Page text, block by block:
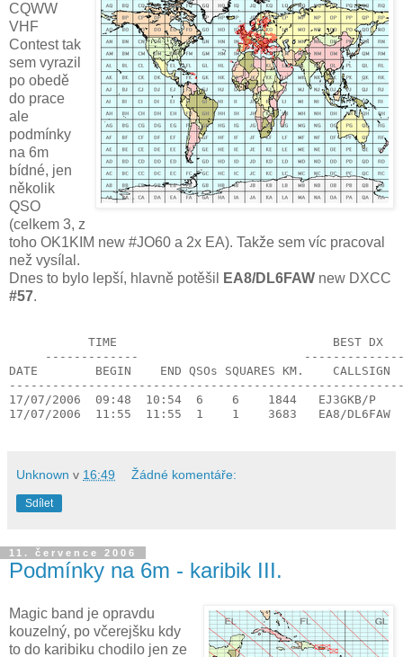
CQWW
VHF
Contest tak
sem vyrazil
po obedě
do prace
ale
podmínky
na 6m
bídné, jen
několik
QSO
(celkem 3, z
toho OK1KIM new #JO60 a 2x EA). Takže sem víc pracoval
než vysílal.
Dnes to bylo lepší, hlavně potěšil
EA8/DL6FAW new DXCC
#57.
           TIME                              BEST DX
-------------
DATE        BEGIN    END QSOs SQUARES KM.    CALLSIGN
17/07/2006  09:48  10:54  6    6    1844   EJ3GKB/P
17/07/2006  11:55  11:55  1    1    3683   EA8/DL6FAW
Unknown v 16:49 Žádné komentáře:
Sdílet
11. července 2006
Podmínky na 6m - karibik III.
Magic band je opravdu
kouzelný, po včerejšku kdy
to do karibiku chodilo jen ze